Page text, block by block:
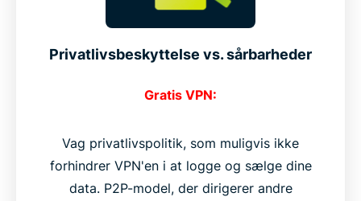
Privatlivsbeskyttelse vs. sårbarheder
Gratis VPN:
Vag privatlivspolitik, som muligvis ikke
forhindrer VPN'en i at logge og sælge dine
data. P2P-model, der dirigerer andre